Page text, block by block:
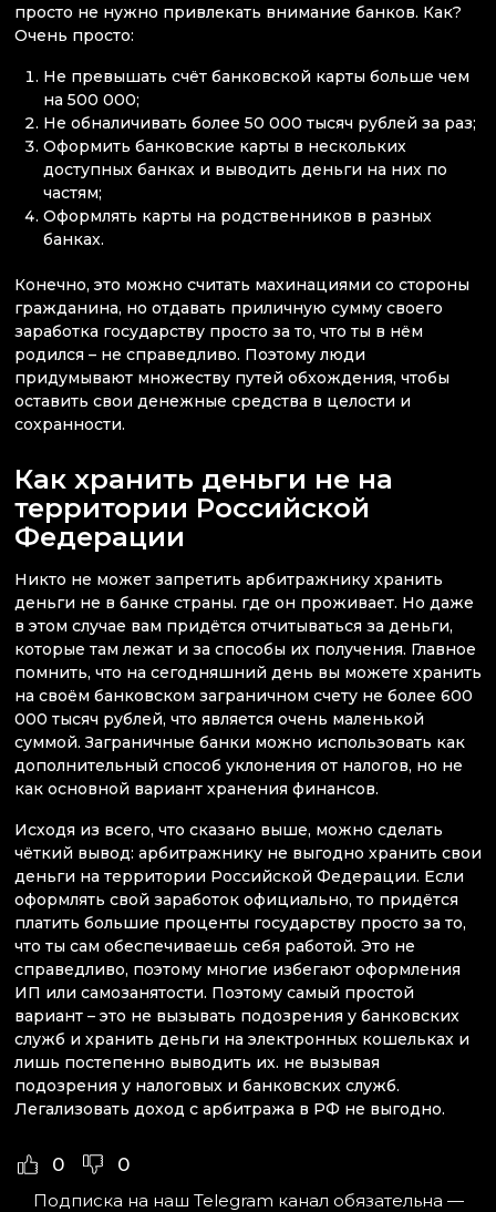
просто не нужно привлекать внимание банков. Как?
Очень просто:
Не превышать счёт банковской карты больше чем
на 500 000;
Не обналичивать более 50 000 тысяч рублей за раз;
Оформить банковские карты в нескольких
доступных банках и выводить деньги на них по
частям;
Оформлять карты на родственников в разных
банках.
Конечно, это можно считать махинациями со стороны
гражданина, но отдавать приличную сумму своего
заработка государству просто за то, что ты в нём
родился – не справедливо. Поэтому люди
придумывают множеству путей обхождения, чтобы
оставить свои денежные средства в целости и
сохранности.
Как хранить деньги не на
территории Российской
Федерации
Никто не может запретить арбитражнику хранить
деньги не в банке страны. где он проживает. Но даже
в этом случае вам придётся отчитываться за деньги,
которые там лежат и за способы их получения. Главное
помнить, что на сегодняшний день вы можете хранить
на своём банковском заграничном счету не более 600
000 тысяч рублей, что является очень маленькой
суммой. Заграничные банки можно использовать как
дополнительный способ уклонения от налогов, но не
как основной вариант хранения финансов.
Исходя из всего, что сказано выше, можно сделать
чёткий вывод: арбитражнику не выгодно хранить свои
деньги на территории Российской Федерации. Если
оформлять свой заработок официально, то придётся
платить большие проценты государству просто за то,
что ты сам обеспечиваешь себя работой. Это не
справедливо, поэтому многие избегают оформления
ИП или самозанятости. Поэтому самый простой
вариант – это не вызывать подозрения у банковских
служб и хранить деньги на электронных кошельках и
лишь постепенно выводить их. не вызывая
подозрения у налоговых и банковских служб.
Легализовать доход с арбитража в РФ не выгодно.
0 0
Подписка на наш Telegram канал обязательна —